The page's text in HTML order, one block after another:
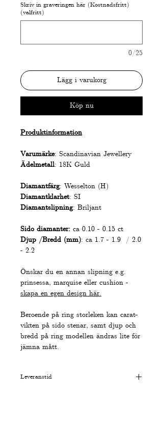
Skriv in graveringen här (Kostnadsfritt)
(valfritt)
0/25
Lägg i varukorg
Köp nu
Produktinformation
Varumärke: Scandinavian Jewellery
Ädelmetall: 18K Guld
Diamantfärg: Wesselton (H)
Diamantklarhet: SI
Diamantslipning: Briljant
Sido diamanter: ca 0.10 - 0.15 ct
Djup /Bredd (mm): ca 1.7 - 1.9 / 2.0
- 2.2
Önskar du en annan slipning e.g.
prinsessa, marquise eller cushion -
skapa en egen design här.
Beroende på ring storleken kan carat-
vikten på sido stenar, samt djup och
bredd på ring modellen ändras lite för
jämna mått.
Leveranstid